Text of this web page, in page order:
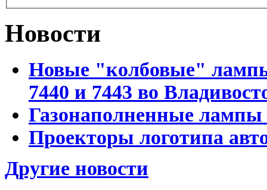
Новости
Новые "колбовые"
7440 и 7443 во
Газонаполненные лампы
Проекторы логотипа
Другие новости